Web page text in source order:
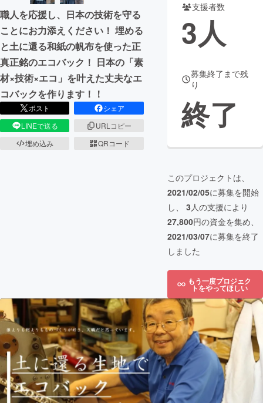
CAMPFIRE for Social Good
CAMPFIRE Creation
CAMPFIREふるさと納税 machi-ya コミュニティ
職人を応援し、日本の技術を守る
ことにお力添えください！ 埋める
と土に還る和紙の帆布を使った正
真正銘のエコバック！ 日本の「素
材×技術×エコ」を叶えた丈夫なエ
コバックを作ります！！
ポスト
シェア
LINEで送る
URLコピー
埋め込み
QRコード
支援者数
3人
募集終了まで残
り
終了
このプロジェクトは、
2021/02/05に募集を開始
し、 3人の支援により
27,800円の資金を集め、
2021/03/07に募集を終了
しました
もう一度プロジェク
トをやってほしい